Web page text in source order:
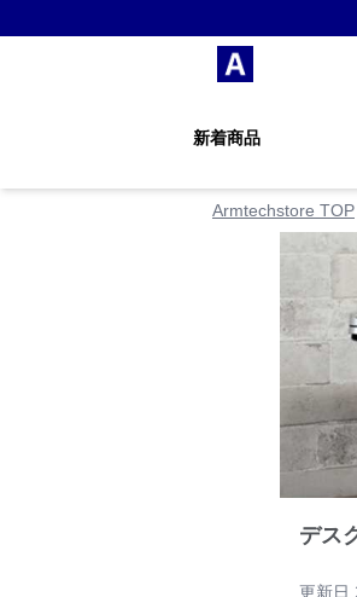
新着商品
Armtechstore TOP
デス
更新日